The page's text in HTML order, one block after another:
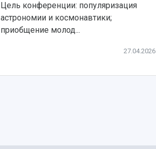
Цель конференции: популяризация
астрономии и космонавтики;
приобщение молод...
27.04.2026